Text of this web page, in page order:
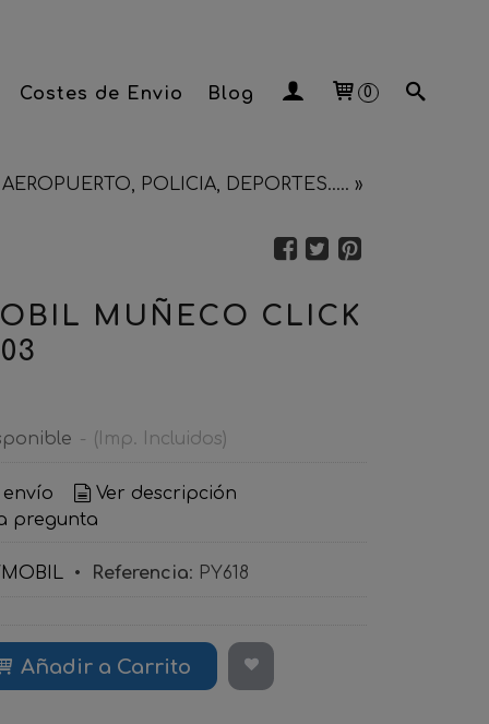
Costes de Envio Blog 0
POLICIA, DEPORTES..... »
MUÑECO CLICK
- (Imp. Incluidos)
envío
Ver descripción
pregunta
• Referencia: PY618
Añadir a Carrito